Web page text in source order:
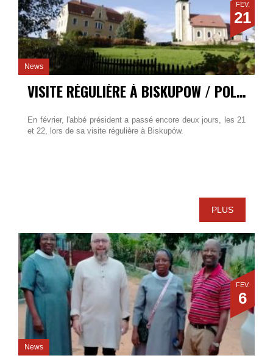
FÉV.
21
News
VISITE RÉGULIÈRE À BISKUPOW / POLOGNE
En février, l'abbé président a passé encore deux jours, les 21
et 22, lors de sa visite régulière à Biskupów.
PLUS
FÉV.
6
News